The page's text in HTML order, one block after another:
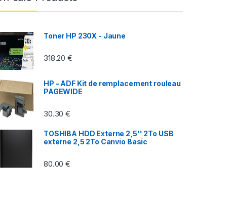
Toner HP 230X - Jaune
318.20€
HP - ADF Kit de remplacement rouleau
PAGEWIDE
30.30€
TOSHIBA HDD Externe 2,5'' 2To USB
externe 2,5 2To Canvio Basic
80.00€